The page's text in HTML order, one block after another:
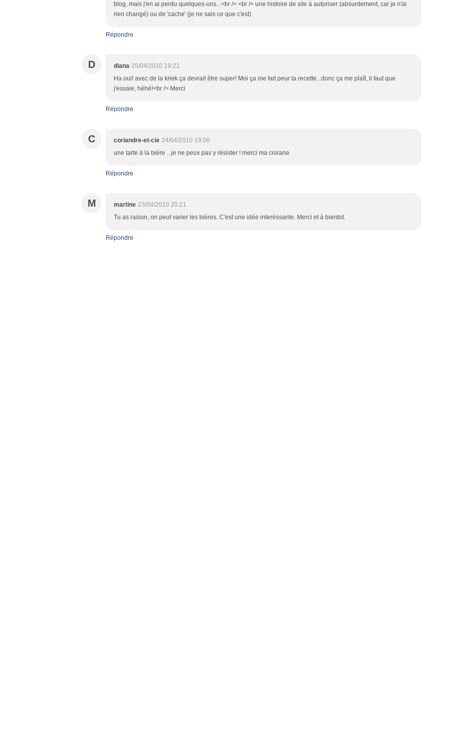
blog, mais j'en ai perdu quelques-uns...<br /> <br /> une histoire de site à autoriser (absurdement, car je n'ai
rien changé) ou de 'cache' (je ne sais ce que c'est)
Répondre
D diana 25/04/2010 19:21
Ha oui! avec de la kriek ça devrait être super! Moi ça me fait peur ta recette...donc ça me plaît, il faut que
j'essaie, héhé!<br /> Merci
Répondre
C coriandre-et-cie 24/04/2010 19:06
une tarte à la bière ...je ne peux pas y résister ! merci ma ciorane
Répondre
M martine 23/04/2010 20:21
Tu as raison, on peut varier les bières. C'est une idée interéssante. Merci et à bientot.
Répondre